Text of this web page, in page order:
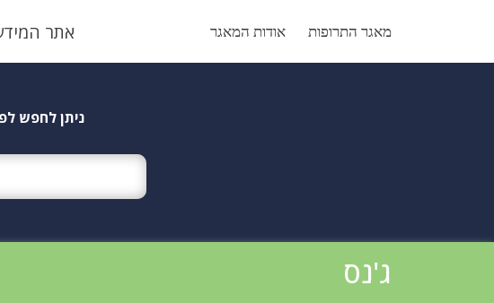
מאגר התרופות אודות המאגר אתר
ניתן לחפש
ג'נס